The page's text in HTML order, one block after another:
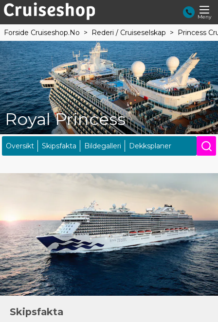
Meny
Forside Cruiseshop.no Rederi / Cruiseselskap Princess
Royal Princess
Oversikt Skipsfakta Bildegalleri Dekksplaner
Skipsfakta